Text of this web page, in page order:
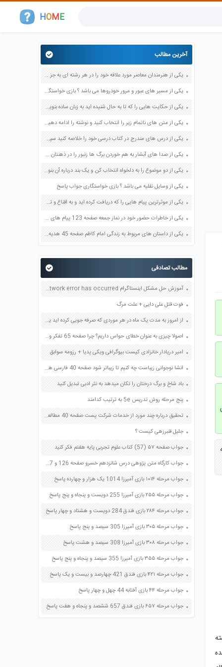
HOME
آخرین مطالب
یکی از هنرمندان معاصر مورد علاقه خود را در هر رشته ای به جز عکاسی صفحه 69 فرهنگ و هنر نهم
یکی از مسیر های عبور و مرور خودروها می باشد ؟ بازی خواستگاری جواب پاسخ
یکی از حکایت هایی را که تا به حال شنیده اید به زبان ساده بنویسید صفحه 97 نگارش ششم دبستان
یکی از متن های ناتمام زیر را انتخاب کنید و نوشته را ادامه دهید صفحه 73 و 74 کتاب نگارش فارسی پنجم دبستان
یکی از درس های مندرج در کتاب درسی خود را خلاصه کنید سپس متن خلاصه شده را با بهره گیری از روش های دسته بندی نمودار جدول نقشه مفهومی نشان دهید صفحه 118 نگارش یازدهم
یکی از صدا های آبشار به هم خوردن برگ ها زنبور را در ذهنتان مجسم کنید و درباره آن یک بند بنویسید صفحه 11 نگارش پنجم
یکی از دو موضوع را به دلخواه انتخاب کن و یک بند درباره آن بنویس صفحه 35 کتاب نگارش فارسی سوم
یکی از وسایل نقلیه می باشد ؟ بازی خواستگاری جواب پاسخ
یکی از موثرترین پیام هایی را که دریافت کرده اید و به اقناع و تغییری جدی در شما منجر شده است برسی کنید و علت این تاثیر گذاری قابل توجه را بنویسید صفحه 52 تفکر و سواد رسانه ای دهم
یکی از خاطرات حضور خود در نماز جمعه صفحه 123 پیام های آسمان هفتم
یکی از داستان های مربوط به زندگی امام کاظم صفحه 45 هدیه های آسمان چهارم
مطالب تصادفی
آموزش حل مشکل اینستاگرام an unknown network error has occurred
فوت قتل علی دایی + علت مرگ
از امروز به مدت یک ماه در هر موردی که صرفه جویی کرده اید یا از خرید غیر ضروری خودداری می کنید آن را یاداشت و به معلم ارائه بدهید صفحه 42 مطالعات اجتماعی هفتم
اصولا چیزی به عنوان خطای حواس داریم؟ چرا صفحه 65 تفکر و سبک زندگی هفتم
امیر دریادار خانزادی کیست بیوگرافی ویکی پدیا + رزومه سوابق
انشا نوجوانی زیباست چه کنیم تا زیباتر شود صفحه 40 فارسی هفتم
باد شاخ و برگ درختان را تکان میدهد به نثر ادبی تبدیل کنید
پنج مرحله روش تدریس 5e به ترتیب کدامند
تحقیق درباره چند مورد از خدمات شرکت پست صفحه 40 مطالعات اجتماعی هشتم
جلیل قنبرزهی کیست ؟
جواب صفحه ۵۷ (57) کتاب علوم تجربی پایه هفتم فکر کنید
جواب کارگاه متن پژوهی درس شانزدهم خسرو صفحه 126 و 127 فارسی دهم
جواب مرحله ۱۰۱۴ بازی آمیرزا 1014 یک هزار و چهارده پاسخ
جواب مرحله ۲۵۵ بازی آمیرزا 255 دویست و پنجاه و پنج پاسخ
جواب مرحله ۲۸۴ بازی فندق 284 دویست و هشتاد و چهار پاسخ
جواب مرحله ۳۰۵ بازی آمیرزا 305 سیصد و پنج پاسخ
جواب مرحله ۳۰۸ بازی آمیرزا 308 سیصد و هشت پاسخ
جواب مرحله ۳۵۵ بازی آمیرزا 355 سیصد و پنجاه و پنج پاسخ
جواب مرحله ۴۲۱ بازی فندق 421 چهارصد و بیست و یک پاسخ
جواب مرحله ۴۴ بازی آفتابه 44 چهل و چهار پاسخ
جواب مرحله ۶۵۷ بازی فندق 657 ششصد و پنجاه و هفت پاسخ